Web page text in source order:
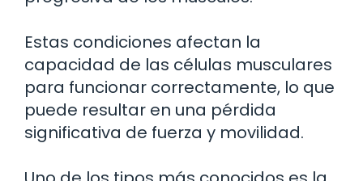
Estas condiciones afectan la
capacidad de las células musculares
para funcionar correctamente, lo que
puede resultar en una pérdida
significativa de fuerza y movilidad.